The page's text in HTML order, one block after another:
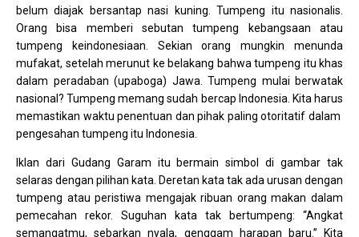
belum diajak bersantap nasi kuning. Tumpeng itu nasionalis.
Orang bisa memberi sebutan tumpeng kebangsaan atau
tumpeng keindonesiaan. Sekian orang mungkin menunda
mufakat, setelah merunut ke belakang bahwa tumpeng itu khas
dalam peradaban (upaboga) Jawa. Tumpeng mulai berwatak
nasional? Tumpeng memang sudah bercap Indonesia. Kita harus
memastikan waktu penentuan dan pihak paling otoritatif dalam
pengesahan tumpeng itu Indonesia.
Iklan dari Gudang Garam itu bermain simbol di gambar tak
selaras dengan pilihan kata. Deretan kata tak ada urusan dengan
tumpeng atau peristiwa mengajak ribuan orang makan dalam
pemecahan rekor. Suguhan kata tak bertumpeng: “Angkat
semangatmu, sebarkan nyala, genggam harapan baru.” Kita